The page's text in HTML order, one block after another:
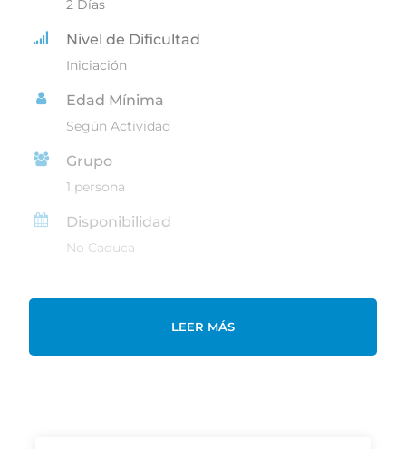
2 Días
Nivel de Dificultad
Iniciación
Edad Mínima
Según Actividad
Grupo
1 persona
Disponibilidad
No Caduca
DestacadoLEER MÁS